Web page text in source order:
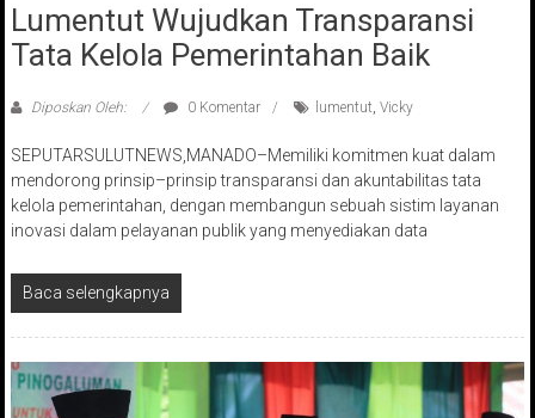
Lumentut Wujudkan Transparansi
Tata Kelola Pemerintahan Baik
Diposkan Oleh: 0 Komentar lumentut Vicky
SEPUTARSULUTNEWS,MANADO–Memiliki komitmen kuat dalam
mendorong prinsip–prinsip transparansi dan akuntabilitas tata
kelola pemerintahan, dengan membangun sebuah sistim layanan
inovasi dalam pelayanan publik yang menyediakan data
Baca selengkapnya